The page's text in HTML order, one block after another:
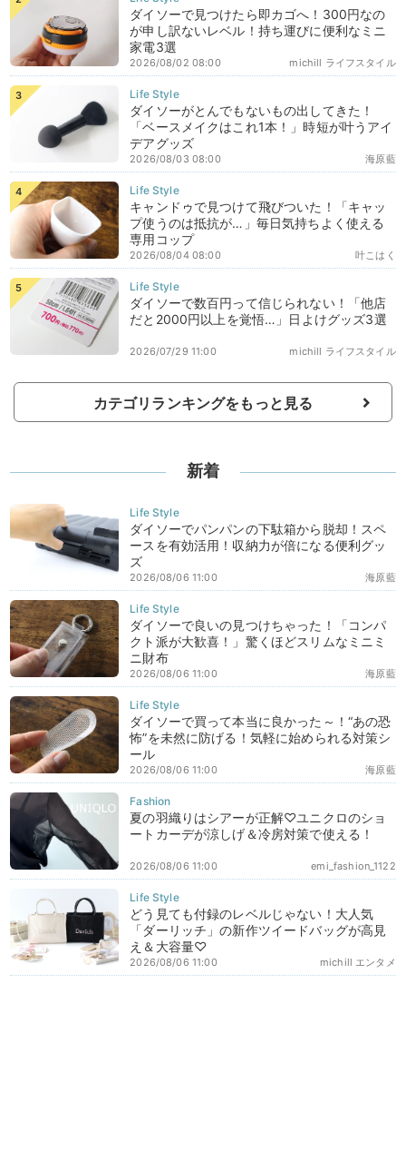
ダイソーで見つけたら即カゴへ！300円なの
が申し訳ないレベル！持ち運びに便利なミニ
家電3選
michill ライフスタイル
2026/08/02 08:00
ダイソーがとんでもないもの出してきた！
「ベースメイクはこれ1本！」時短が叶うアイ
デアグッズ
海原藍
2026/08/03 08:00
キャンドゥで見つけて飛びついた！「キャッ
プ使うのは抵抗が…」毎日気持ちよく使える
専用コップ
叶こはく
2026/08/04 08:00
ダイソーで数百円って信じられない！「他店
だと2000円以上を覚悟…」日よけグッズ3選
michill ライフスタイル
2026/07/29 11:00
カテゴリランキングをもっと見る
新着
ダイソーでパンパンの下駄箱から脱却！スペ
ースを有効活用！収納力が倍になる便利グッ
ズ
海原藍
2026/08/06 11:00
ダイソーで良いの見つけちゃった！「コンパ
クト派が大歓喜！」驚くほどスリムなミニミ
ニ財布
海原藍
2026/08/06 11:00
ダイソーで買って本当に良かった～！“あの恐
怖”を未然に防げる！気軽に始められる対策シ
ール
海原藍
2026/08/06 11:00
夏の羽織りはシアーが正解♡ユニクロのショ
ートカーデが涼しげ＆冷房対策で使える！
emi_fashion_1122
2026/08/06 11:00
どう見ても付録のレベルじゃない！大人気
「ダーリッチ」の新作ツイードバッグが高見
え＆大容量♡
michill エンタメ
2026/08/06 11:00